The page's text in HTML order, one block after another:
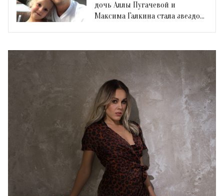
дочь Аллы Пугачевой и
Максима Галкина стала звездой